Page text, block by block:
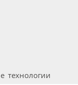
технологии